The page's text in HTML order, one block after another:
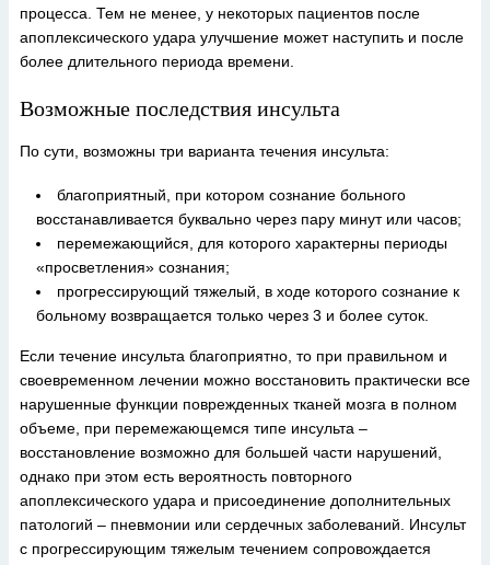
процесса. Тем не менее, у некоторых пациентов после
апоплексического удара улучшение может наступить и после
более длительного периода времени.
Возможные последствия инсульта
По сути, возможны три варианта течения инсульта:
благоприятный, при котором сознание больного
восстанавливается буквально через пару минут или часов;
перемежающийся, для которого характерны периоды
«просветления» сознания;
прогрессирующий тяжелый, в ходе которого сознание к
больному возвращается только через 3 и более суток.
Если течение инсульта благоприятно, то при правильном и
своевременном лечении можно восстановить практически все
нарушенные функции поврежденных тканей мозга в полном
объеме, при перемежающемся типе инсульта –
восстановление возможно для большей части нарушений,
однако при этом есть вероятность повторного
апоплексического удара и присоединение дополнительных
патологий – пневмонии или сердечных заболеваний. Инсульт
с прогрессирующим тяжелым течением сопровождается